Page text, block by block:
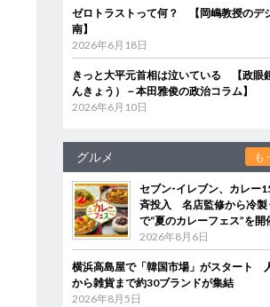
ゼロトラストって何？ 【岡嶋教授のデ
南】
2026年6月18日
きっと大平元首相は泣いている 【政眼
んきょう）－本田雅俊の政治コラム】
2026年6月10日
グルメ も
セブン‐イレブン、カレー
斉投入 名店監修から冷製
で“夏のカレーフェス”を開
2026年8月6日
横浜高島屋で「韓国市場」がスタート
から雑貨まで約30ブランドが集結
2026年8月5日